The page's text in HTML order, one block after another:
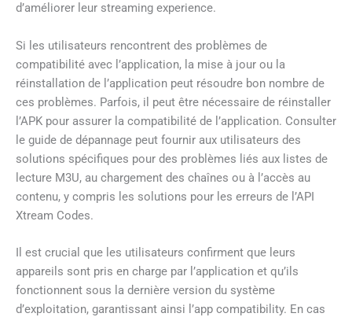
d’améliorer leur streaming experience.
Si les utilisateurs rencontrent des problèmes de
compatibilité avec l’application, la mise à jour ou la
réinstallation de l’application peut résoudre bon nombre de
ces problèmes. Parfois, il peut être nécessaire de réinstaller
l’APK pour assurer la compatibilité de l’application. Consulter
le guide de dépannage peut fournir aux utilisateurs des
solutions spécifiques pour des problèmes liés aux listes de
lecture M3U, au chargement des chaînes ou à l’accès au
contenu, y compris les solutions pour les erreurs de l’API
Xtream Codes.
Il est crucial que les utilisateurs confirment que leurs
appareils sont pris en charge par l’application et qu’ils
fonctionnent sous la dernière version du système
d’exploitation, garantissant ainsi l’app compatibility. En cas